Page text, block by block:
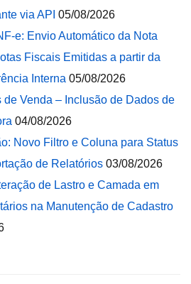
via API 05/08/2026
e: Envio Automático da Nota
Fiscais Emitidas a partir da
Interna 05/08/2026
de Venda – Inclusão de Dados de
04/08/2026
Novo Filtro e Coluna para Status
de Relatórios 03/08/2026
de Lastro e Camada em
na Manutenção de Cadastro